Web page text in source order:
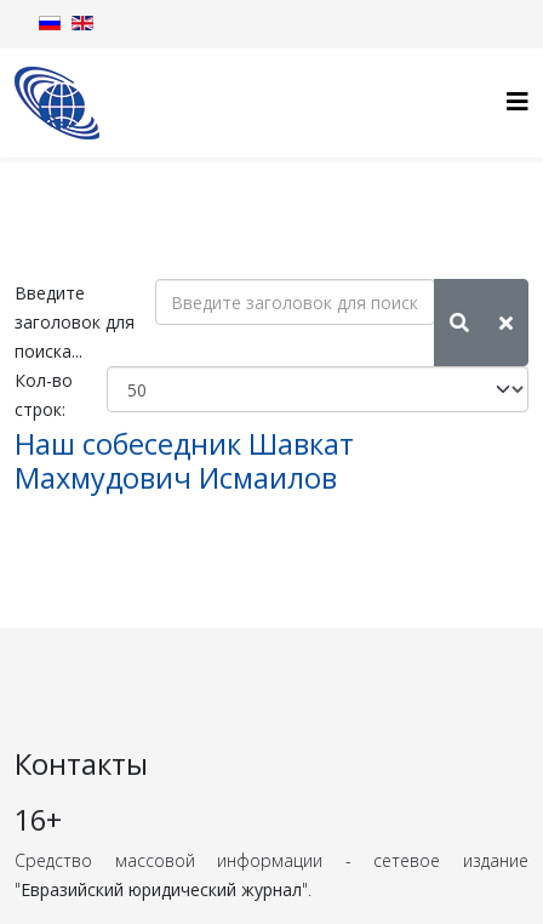
Введите
заголовок для
поиска...
Кол-во
строк:
Наш собеседник Шавкат
Махмудович Исмаилов
Контакты
16+
Средство массовой информации - сетевое издание
"Евразийский юридический журнал".